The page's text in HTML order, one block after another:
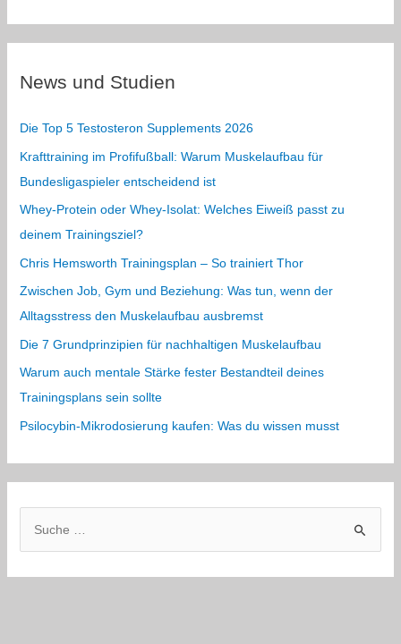
News und Studien
Die Top 5 Testosteron Supplements 2026
Krafttraining im Profifußball: Warum Muskelaufbau für
Bundesligaspieler entscheidend ist
Whey-Protein oder Whey-Isolat: Welches Eiweiß passt zu
deinem Trainingsziel?
Chris Hemsworth Trainingsplan – So trainiert Thor
Zwischen Job, Gym und Beziehung: Was tun, wenn der
Alltagsstress den Muskelaufbau ausbremst
Die 7 Grundprinzipien für nachhaltigen Muskelaufbau
Warum auch mentale Stärke fester Bestandteil deines
Trainingsplans sein sollte
Psilocybin-Mikrodosierung kaufen: Was du wissen musst